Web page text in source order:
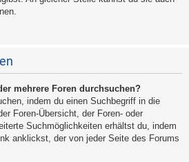
mehrere Foren durchsuchen?
indem du einen Suchbegriff in die
Foren-Übersicht, der Foren- oder
Suchmöglichkeiten erhältst du, indem
anklickst, der von jeder Seite des Forums